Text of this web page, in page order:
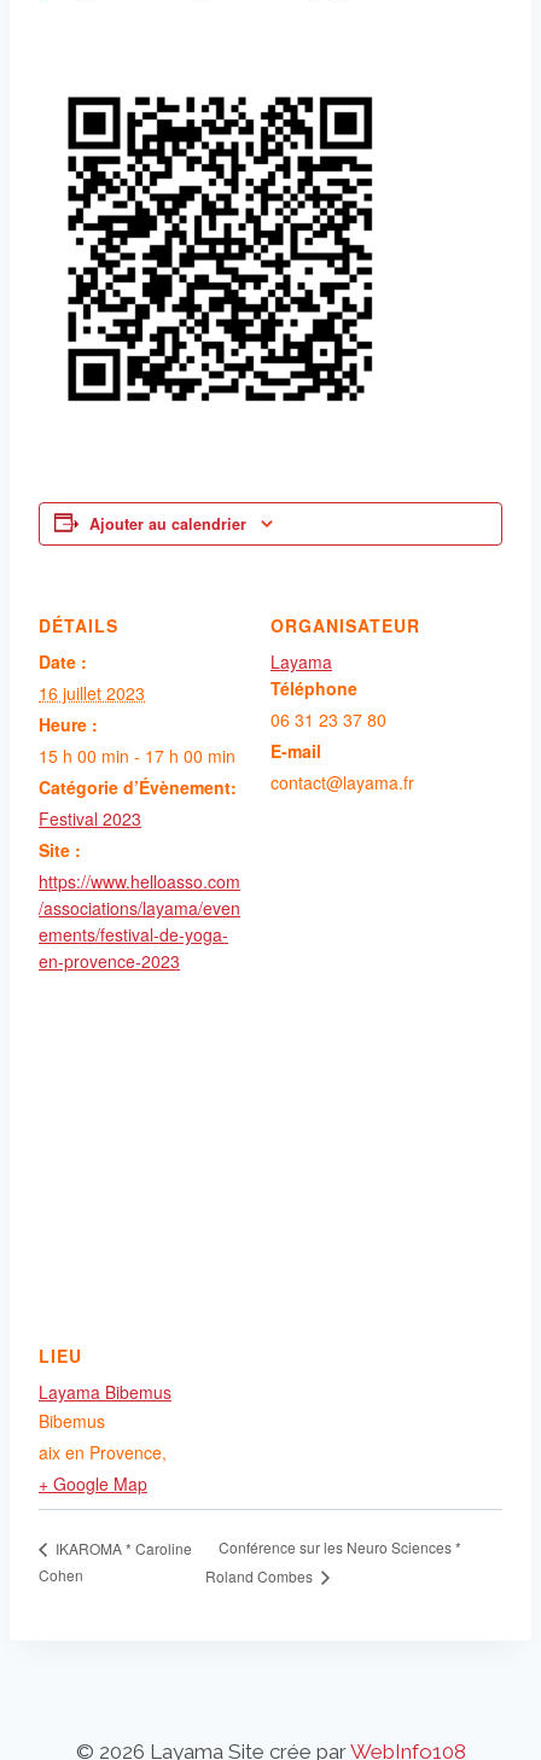
Ajouter au calendrier
DÉTAILS
Date :
16 juillet 2023
Heure :
15 h 00 min - 17 h 00 min
Catégorie d’Évènement:
Festival 2023
Site :
https://www.helloasso.com
/associations/layama/even
ements/festival-de-yoga-
en-provence-2023
ORGANISATEUR
Layama
Téléphone
06 31 23 37 80
E-mail
contact@layama.fr
LIEU
Layama Bibemus
Bibemus
aix en Provence,
+ Google Map
IKAROMA * Caroline
Cohen
Conférence sur les Neuro Sciences *
Roland Combes
© 2026 Layama Site crée parWebInfo108